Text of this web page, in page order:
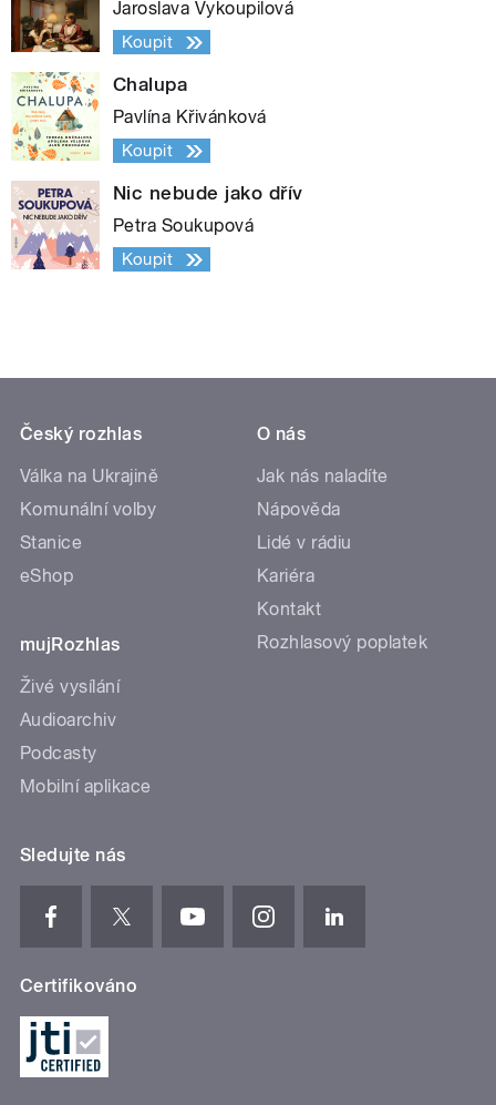
Jaroslava Vykoupilová
Koupit
Chalupa
Pavlína Křivánková
Koupit
Nic nebude jako dřív
Petra Soukupová
Koupit
Český rozhlas
Válka na Ukrajině
Komunální volby
Stanice
eShop
mujRozhlas
Živé vysílání
Audioarchiv
Podcasty
Mobilní aplikace
O nás
Jak nás naladíte
Nápověda
Lidé v rádiu
Kariéra
Kontakt
Rozhlasový poplatek
Sledujte nás
Certifikováno